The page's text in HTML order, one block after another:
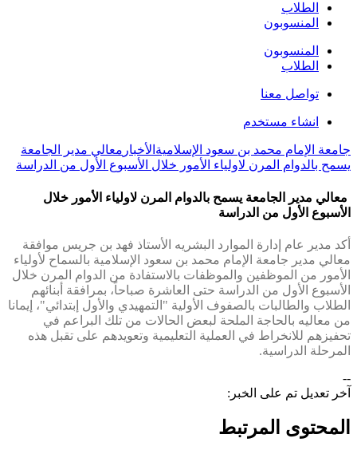
الطلاب
المنسوبون
المنسوبون
الطلاب
تواصل معنا
انشاء مستخدم
جامعة الإمام محمد بن سعود الإسلامية الأخبار معالي مدير الجامعة
يسمح بالدوام المرن لاولياء الأمور خلال الأسبوع الأول من الدراسة
معالي مدير الجامعة يسمح بالدوام المرن لاولياء الأمور خلال
الأسبوع الأول من الدراسة
​​​أكد مدير عام إدارة الموارد البشريه الأستاذ فهد بن جريس موافقة
معالي مدير جامعة الإمام محمد بن سعود الإسلامية بالسماح لأولياء
الأمور من الموظفين والموظفات بالاستفادة من الدوام المرن خلال
الأسبوع الأول من الدراسة حتى العاشرة صباحاً، بمرافقة أبنائهم
الطلاب والطالبات بالصفوف الأولية "التمهيدي والأول إبتدائي"، إيمانا
من معاليه بالحاجة الملحة لبعض الحالات من تلك البراعم في
تحفيزهم للانخراط في العملية التعليمية وتعويدهم على تقبل هذه
المرحلة الدراسية.
--
آخر تعديل تم على الخبر:
المحتوى المرتبط